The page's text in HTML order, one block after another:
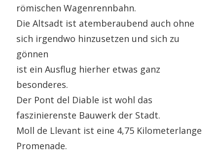
römischen Wagenrennbahn.
Die Altsadt ist atemberaubend auch ohne
sich irgendwo hinzusetzen und sich zu
gönnen
ist ein Ausflug hierher etwas ganz
besonderes.
Der Pont del Diable ist wohl das
faszinierenste Bauwerk der Stadt.
Moll de Llevant ist eine 4,75 Kilometerlange
Promenade.